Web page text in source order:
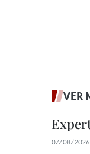
VER
07/08/2026